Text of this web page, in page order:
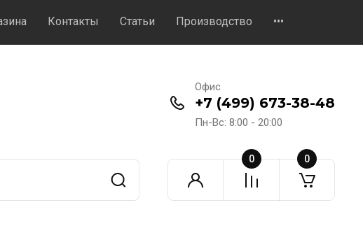
Контакты Статьи Производство •••
Офис
+7 (499) 673-38-48
Пн-Вс: 8:00 - 20:00
0 0